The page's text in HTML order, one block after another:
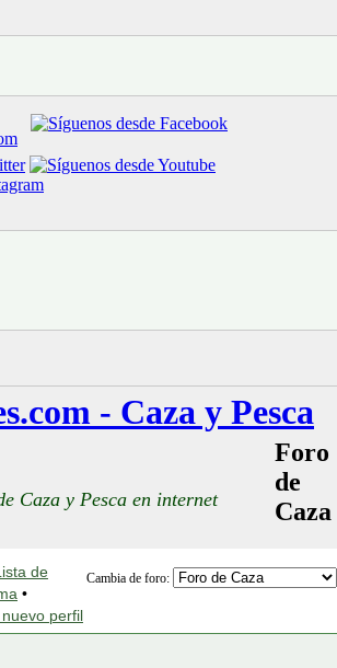
Caza y Pesca en internet
Cambia de foro:
Foro
de
Caza
de
•
perfil